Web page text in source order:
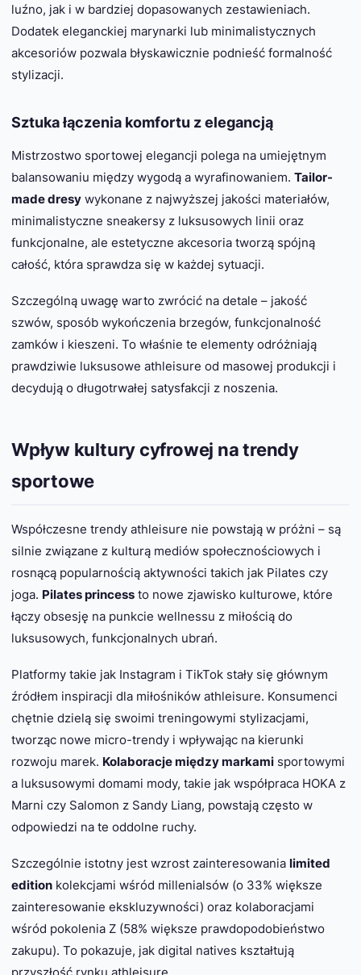
luźno, jak i w bardziej dopasowanych zestawieniach.
Dodatek eleganckiej marynarki lub minimalistycznych
akcesoriów pozwala błyskawicznie podnieść formalność
stylizacji.
Sztuka łączenia komfortu z elegancją
Mistrzostwo sportowej elegancji polega na umiejętnym
balansowaniu między wygodą a wyrafinowaniem. Tailor-
made dresy wykonane z najwyższej jakości materiałów,
minimalistyczne sneakersy z luksusowych linii oraz
funkcjonalne, ale estetyczne akcesoria tworzą spójną
całość, która sprawdza się w każdej sytuacji.
Szczególną uwagę warto zwrócić na detale – jakość
szwów, sposób wykończenia brzegów, funkcjonalność
zamków i kieszeni. To właśnie te elementy odróżniają
prawdziwie luksusowe athleisure od masowej produkcji i
decydują o długotrwałej satysfakcji z noszenia.
Wpływ kultury cyfrowej na trendy
sportowe
Współczesne trendy athleisure nie powstają w próżni – są
silnie związane z kulturą mediów społecznościowych i
rosnącą popularnością aktywności takich jak Pilates czy
joga. Pilates princess to nowe zjawisko kulturowe, które
łączy obsesję na punkcie wellnessu z miłością do
luksusowych, funkcjonalnych ubrań.
Platformy takie jak Instagram i TikTok stały się głównym
źródłem inspiracji dla miłośników athleisure. Konsumenci
chętnie dzielą się swoimi treningowymi stylizacjami,
tworząc nowe micro-trendy i wpływając na kierunki
rozwoju marek. Kolaboracje między markami sportowymi
a luksusowymi domami mody, takie jak współpraca HOKA z
Marni czy Salomon z Sandy Liang, powstają często w
odpowiedzi na te oddolne ruchy.
Szczególnie istotny jest wzrost zainteresowania limited
edition kolekcjami wśród millenialsów (o 33% większe
zainteresowanie ekskluzywności) oraz kolaboracjami
wśród pokolenia Z (58% większe prawdopodobieństwo
zakupu). To pokazuje, jak digital natives kształtują